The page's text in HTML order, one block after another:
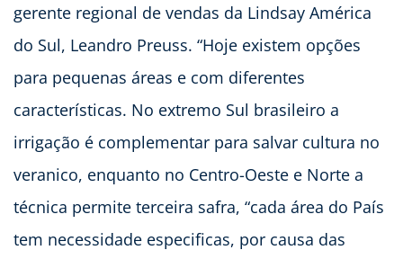
gerente regional de vendas da Lindsay América
do Sul, Leandro Preuss. “Hoje existem opções
para pequenas áreas e com diferentes
características. No extremo Sul brasileiro a
irrigação é complementar para salvar cultura no
veranico, enquanto no Centro-Oeste e Norte a
técnica permite terceira safra, “cada área do País
tem necessidade especificas, por causa das